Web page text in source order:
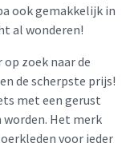
ook gemakkelijk in
al wonderen!
zoek naar de
de scherpste prijs!
met een gerust
Het merk
voor ieder